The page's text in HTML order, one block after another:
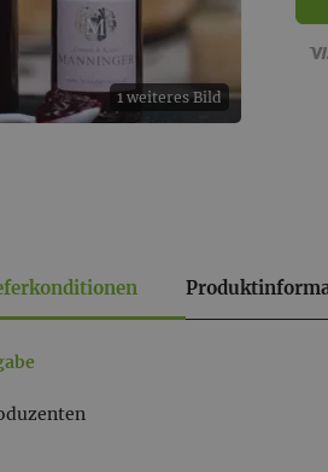
1 weiteres Bild